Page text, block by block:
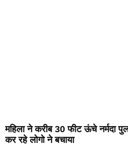
महिला ने करीब 30 फीट ऊंचे नर्मदा
कर रहे लोगो ने बचाया